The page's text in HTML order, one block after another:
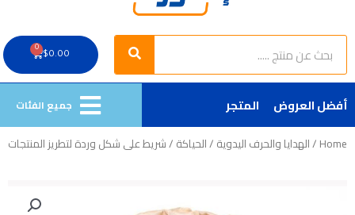
Search
Search
$0.00
0
Cart
أفضل العروض المتجر جميع الفئات
Home
/الهدايا والحرف اليدوية /الحياكة / شريط على شكل وردة لتطريز المنتجات